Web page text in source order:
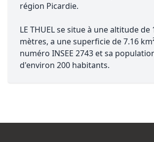
région Picardie.
LE THUEL se situe à une altitude de
mètres, a une superficie de 7.16
numéro INSEE 2743 et sa
d'environ 200 habitants.